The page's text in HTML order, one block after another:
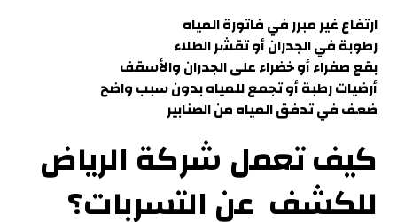
ارتفاع غير مبرر في فاتورة المياه
رطوبة في الجدران أو تقشر الطلاء
بقع صفراء أو خضراء على الجدران والأسقف
أرضيات رطبة أو تجمع للمياه بدون سبب واضح
ضعف في تدفق المياه من الصنابير
كيف تعمل شركة الرياض
للكشف عن التسربات؟